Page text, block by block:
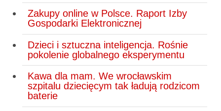
Zakupy online w Polsce. Raport Izby
Gospodarki Elektronicznej
Dzieci i sztuczna inteligencja. Rośnie
pokolenie globalnego eksperymentu
Kawa dla mam. We wrocławskim
szpitalu dziecięcym tak ładują rodzicom
baterie